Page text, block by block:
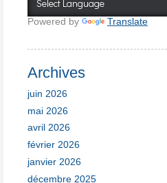
Powered by Translate
Archives
juin 2026
mai 2026
avril 2026
février 2026
janvier 2026
décembre 2025